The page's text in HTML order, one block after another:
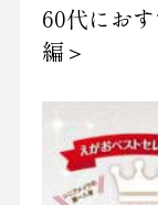
60代にお
編＞